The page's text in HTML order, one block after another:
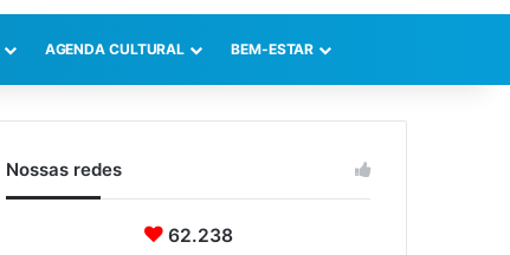
AGENDA CULTURAL BEM-ESTAR
Nossas redes
62.238